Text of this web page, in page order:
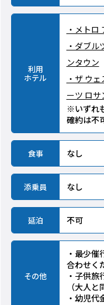
利用
ホテル
・メトロ
・ダブル
ンタウン
・ザ ウ
ーツ ロサ
※いずれ
確約は不
食事 なし
添乗員 なし
延泊 不可
その他
・最少
合わせく
・子供
（大人と
・幼児